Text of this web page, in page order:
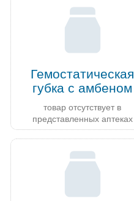
Гемостатическая
губка с амбеном
товар отсутствует в
представленных аптеках